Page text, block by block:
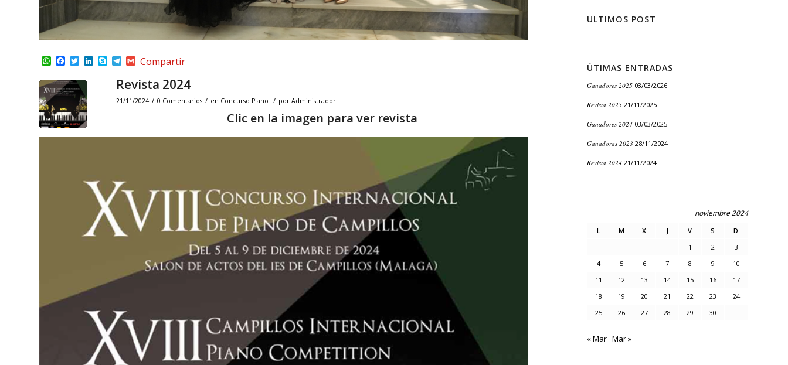
WhatsApp
Facebook
TwitterLinkedIn
SkypeTelegram
Gmail
Compartir
Revista 2024
21/11/2024 / 0 Comentarios / en Concurso Piano / por Administrador
Clic en la imagen para ver revista
ULTIMOS POST
ÚTIMAS ENTRADAS
Ganadores 2025 03/03/2026
Revista 2025 21/11/2025
Ganadores 2024 03/03/2025
Ganadoras 2023 28/11/2024
Revista 2024 21/11/2024
noviembre 2024
L M X J V S
D
1
2
3
4
5 6 7 8 9
10
11
12 13 14 15 16
17
18
19 20 21 22 23
24
25
26 27 28 29 30
« Mar Mar »